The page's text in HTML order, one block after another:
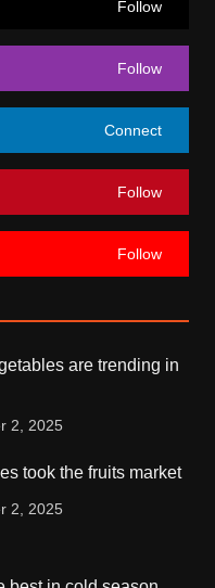
Follow
Follow
Connect
Follow
Follow
are trending in
2, 2025
took the fruits market
2, 2025